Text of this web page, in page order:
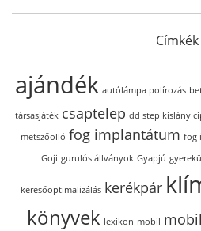
Címkék
ajándék autólámpa polírozás
társasjáték csaptelep dd step kislány
metszőolló fog implantátum fog
Goji gurulós állványok Gyapjú
keresőoptimalizálás kerékpár
könyvek lexikon mobil